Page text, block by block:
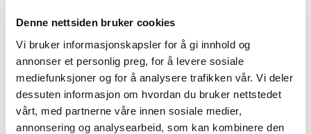
Denne nettsiden bruker cookies
Vi bruker informasjonskapsler for å gi innhold og
annonser et personlig preg, for å levere sosiale
mediefunksjoner og for å analysere trafikken vår. Vi deler
dessuten informasjon om hvordan du bruker nettstedet
vårt, med partnerne våre innen sosiale medier,
annonsering og analysearbeid, som kan kombinere den
MUNCHs samling består av over 42 000 unike
museumsobjekter, inkludert nærmere 27 000 unike
kunstverk. I tillegg til den ekstraordinære samlingen
Edvard Munch testamenterte til Oslo
kommune i 1940, rommer museet også samlingene
til Rolf Stenersen, Amaldus Nielsen og Ludvig O.
Ravensberg.